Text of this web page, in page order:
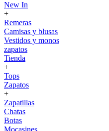
New In
+
Remeras
Camisas y blusas
Vestidos y monos
zapatos
Tienda
+
Tops
Zapatos
+
Zapatillas
Chatas
Botas
Mocasines